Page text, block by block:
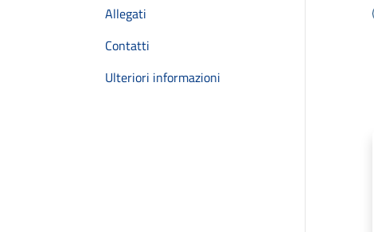
Allegati
Contatti
Ulteriori informazioni